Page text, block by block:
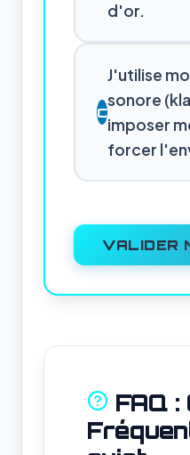
d'or.
C
J'utilise
sonore
imposer
forcer
VALIDER
FAQ :